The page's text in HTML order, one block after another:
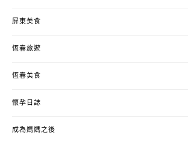
屏東美食
恆春旅遊
恆春美食
懷孕日誌
成為媽媽之後